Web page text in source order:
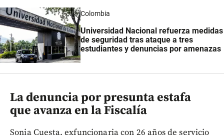
Colombia
Universidad Nacional refuerza medidas
de seguridad tras ataque a tres
estudiantes y denuncias por amenazas
La denuncia por presunta estafa
que avanza en la Fiscalía
Sonia Cuesta, exfuncionaria con 26 años de servicio